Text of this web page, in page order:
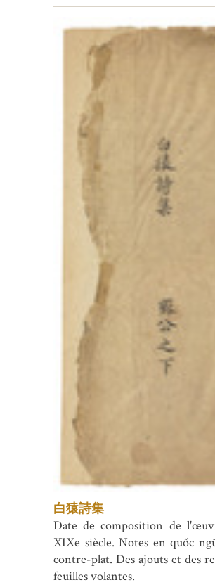
白猿詩集
Date de composition de
XIXe siècle. Notes en quốc
contre-plat. Des ajouts et des
feuilles volantes.